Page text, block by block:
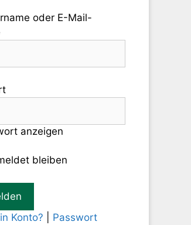
oder E-Mail-
anzeigen
bleiben
Konto?
Passwort